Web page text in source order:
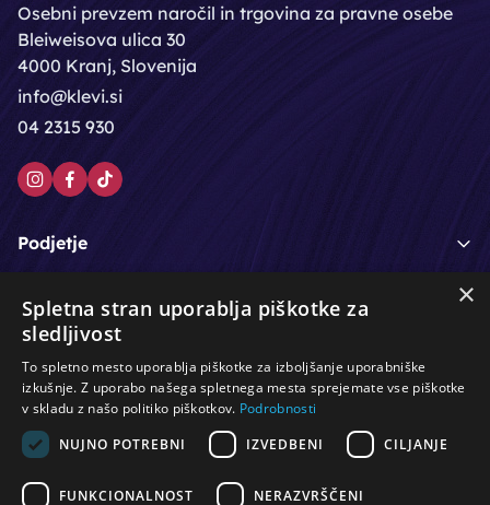
Osebni prevzem naročil in trgovina za pravne osebe
Bleiweisova ulica 30
4000 Kranj, Slovenija
info@klevi.si
04 2315 930
Podjetje
Moj račun
Podpora strankam
Lasje & nega las / Roke & nohti / Orodje - kozmetično /
Oprema za salone Čistoča & zaščita Ostalo
×
Spletna stran uporablja piškotke za
sledljivost
To spletno mesto uporablja piškotke za izboljšanje uporabniške
izkušnje. Z uporabo našega spletnega mesta sprejemate vse piškotke
v skladu z našo politiko piškotkov. Podrobnosti
NUJNO POTREBNI
IZVEDBENI CILJANJE
FUNKCIONALNOST NERAZVRŠČENI